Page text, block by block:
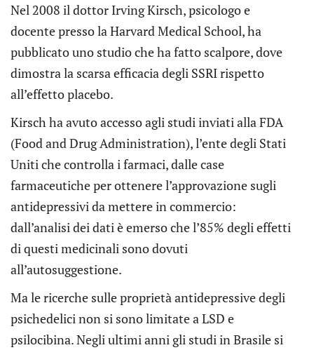
Nel 2008 il dottor Irving Kirsch, psicologo e
docente presso la Harvard Medical School, ha
pubblicato uno studio che ha fatto scalpore, dove
dimostra la scarsa efficacia degli SSRI rispetto
all’effetto placebo.
Kirsch ha avuto accesso agli studi inviati alla FDA
(Food and Drug Administration), l’ente degli Stati
Uniti che controlla i farmaci, dalle case
farmaceutiche per ottenere l’approvazione sugli
antidepressivi da mettere in commercio:
dall’analisi dei dati è emerso che l’85% degli effetti
di questi medicinali sono dovuti
all’autosuggestione.
Ma le ricerche sulle proprietà antidepressive degli
psichedelici non si sono limitate a LSD e
psilocibina. Negli ultimi anni gli studi in Brasile si